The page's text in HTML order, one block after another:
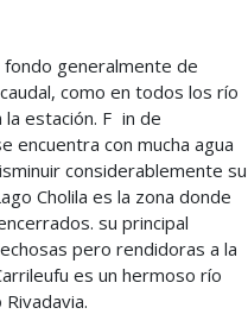
fondo generalmente de
como en todos los río
la estación. F in de
con mucha agua
considerablemente su
Cholila es la zona donde
su principal
pero rendidoras a la
es un hermoso río